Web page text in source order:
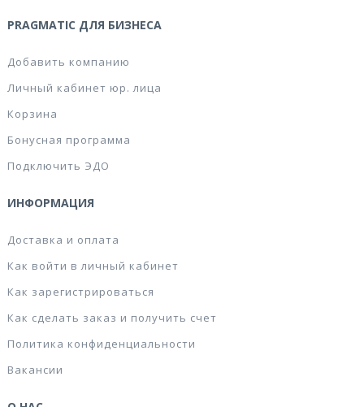
PRAGMATIC ДЛЯ БИЗНЕСА
Добавить компанию
Личный кабинет юр. лица
Корзина
Бонусная программа
Подключить ЭДО
ИНФОРМАЦИЯ
Доставка и оплата
Как войти в личный кабинет
Как зарегистрироваться
Как сделать заказ и получить счет
Политика конфиденциальности
Вакансии